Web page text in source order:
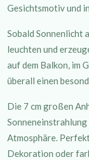
Gesichtsmotiv und
Sobald Sonnenlicht
leuchten und
auf dem Balkon, im
überall einen
Die 7 cm großen
Atmosphäre.
Dekoration oder